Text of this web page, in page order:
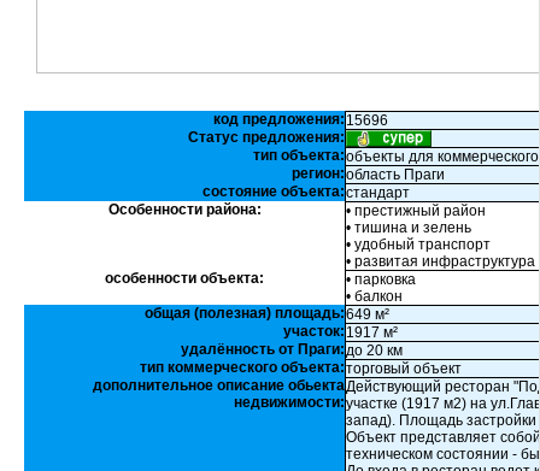
код предложения: 15696
Статус предложения:
тип объекта:объекты для
регион:область Праги
состояние объекта:стандарт
Особенности района:
• престижный район
• тишина и зелень
• удобный транспорт
• развитая инфраструктура
особенности объекта:
• парковка
• балкон
общая (полезная) площадь:649 м²
участок: 1917 м²
удалённость от Праги:до 20 км
тип коммерческого объекта:торговый объект
дополнительное описание обьекта
недвижимости:
Действующий ресторан
участке (1917 м2) на
запад). Площадь застройки
Объект представляет
техническом состоянии -